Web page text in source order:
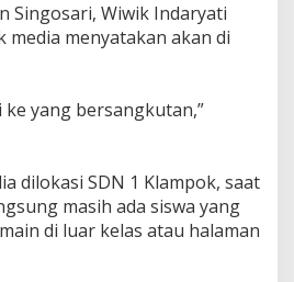
Singosari, Wiwik Indaryati
media menyatakan akan di
ke yang bersangkutan,”
dilokasi SDN 1 Klampok, saat
masih ada siswa yang
di luar kelas atau halaman